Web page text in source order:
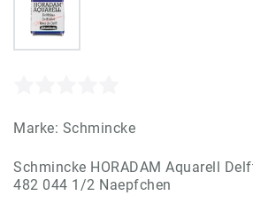
Marke: Schmincke
Schmincke HORADAM Aquarell
482 044 1/2 Naepfchen